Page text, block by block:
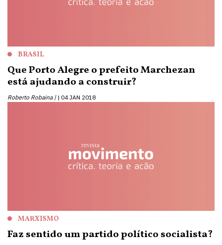
BRASIL
Que Porto Alegre o prefeito Marchezan
está ajudando a construir?
Roberto Robaina | 04 JAN 2018
MARXISMO
Faz sentido um partido político socialista?